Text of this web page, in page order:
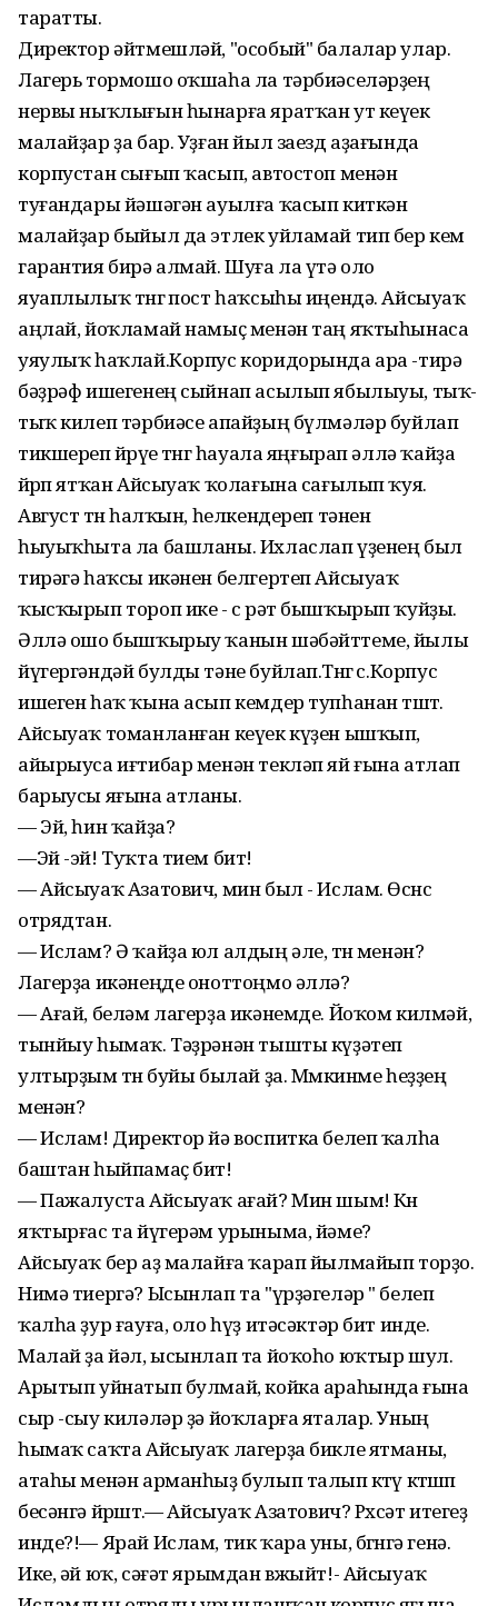
таратты.
Директор әйтмешләй, "особый" балалар улар.
Лагерь тормошо оҡшаһа ла тәрбиәселәрҙең
нервы ныҡлығын һынарға яратҡан ут кеүек
малайҙар ҙа бар. Уҙған йыл заезд аҙағында
корпустан сығып ҡасып, автостоп менән
туғандары йәшәгән ауылға ҡасып киткән
малайҙар быйыл да этлек уйламай тип бер кем
гарантия бирә алмай. Шуға ла үтә оло
яуаплылыҡ төнгө пост һаҡсыһы иңендә. Айсыуаҡ
аңлай, йоҡламай намыҫ менән таң яҡтыһынаса
уяулыҡ һаҡлай.Корпус коридорында ара -тирә
бәҙрәф ишегенең сыйнап асылып ябылыуы, тыҡ-
тыҡ килеп тәрбиәсе апайҙың бүлмәләр буйлап
тикшереп йөрөүе төнгө һауала яңғырап әллә ҡайҙа
йөрөп ятҡан Айсыуаҡ ҡолағына сағылып ҡуя.
Август төнө һалҡын, һелкендереп тәнен
һыуыҡһыта ла башланы. Ихласлап үҙенең был
тирәгә һаҡсы икәнен белгертеп Айсыуаҡ
ҡысҡырып тороп ике - өс рәт бышҡырып ҡуйҙы.
Әллә ошо бышҡырыу ҡанын шәбәйттеме, йылы
йүгергәндәй булды тәне буйлап.Төнгө өс.Корпус
ишеген һаҡ ҡына асып кемдер тупһанан төштө.
Айсыуаҡ томанланған кеүек күҙен ышҡып,
айырыуса иғтибар менән текләп яй ғына атлап
барыусы яғына атланы.
— Эй, һин ҡайҙа?
—Эй -эй! Туҡта тием бит!
— Айсыуаҡ Азатович, мин был - Ислам. Өсөнсө
отрядтан.
— Ислам? Ә ҡайҙа юл алдың әле, төнө менән?
Лагерҙа икәнеңде оноттоңмо әллә?
— Ағай, беләм лагерҙа икәнемде. Йоҡом килмәй,
тынйыу һымаҡ. Тәҙрәнән тышты күҙәтеп
ултырҙым төнө буйы былай ҙа. Мөмкинме һеҙҙең
менән?
— Ислам! Директор йә воспитка белеп ҡалһа
баштан һыйпамаҫ бит!
— Пажалуста Айсыуаҡ ағай? Мин шым! Көн
яҡтырғас та йүгерәм урыныма, йәме?
Айсыуаҡ бер аҙ малайға ҡарап йылмайып торҙо.
Нимә тиергә? Ысынлап та "үрҙәгеләр " белеп
ҡалһа ҙур ғауға, оло һүҙ итәсәктәр бит инде.
Малай ҙа йәл, ысынлап та йоҡоһо юҡтыр шул.
Арытып уйнатып булмай, койка араһында ғына
сыр -сыу киләләр ҙә йоҡларға яталар. Уның
һымаҡ саҡта Айсыуаҡ лагерҙа бикле ятманы,
атаһы менән арманһыҙ булып талып көтөү көтөшөп
бесәнгә йөрөштө.— Айсыуаҡ Азатович? Рөхсәт итегеҙ
инде?!— Ярай Ислам, тик ҡара уны, бөгөнгә генә.
Ике, әй юҡ, сәғәт ярымдан вжыйт!- Айсыуаҡ